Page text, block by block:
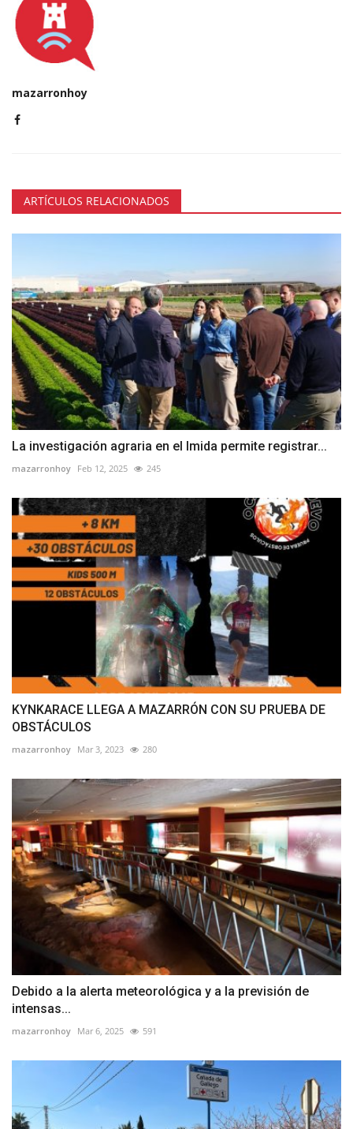
mazarronhoy
ARTÍCULOS RELACIONADOS
La investigación agraria en el Imida permite registrar...
mazarronhoy Feb 12, 2025 245
KYNKARACE LLEGA A MAZARRÓN CON SU PRUEBA DE
OBSTÁCULOS
mazarronhoy Mar 3, 2023 280
Debido a la alerta meteorológica y a la previsión de
intensas...
mazarronhoy Mar 6, 2025 591